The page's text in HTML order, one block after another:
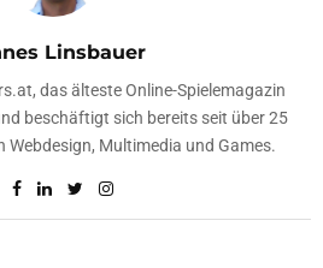
Linsbauer
das älteste Online-Spielemagazin
beschäftigt sich bereits seit über 25
Webdesign, Multimedia und Games.